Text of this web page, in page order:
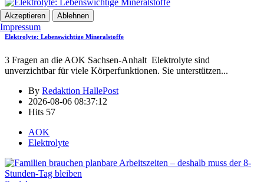
Soziales
Elektrolyte: Lebenswichtige Mineralstoffe
3 Fragen an die AOK Sachsen-Anhalt Elektrolyte sind
unverzichtbar für viele Körperfunktionen. Sie unterstützen...
By Redaktion HallePost
2026-08-06 08:37:12
Hits 57
AOK
Elektrolyte
Akzeptieren Ablehnen
Impressum